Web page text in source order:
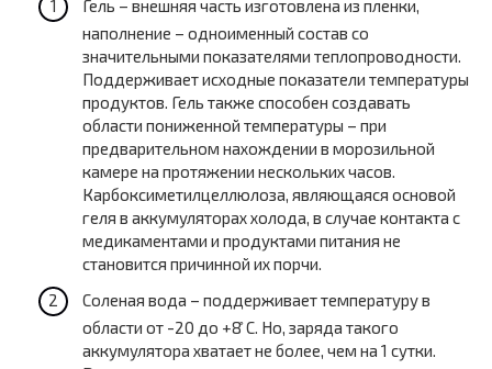
Гель – внешняя часть изготовлена из пленки,
наполнение – одноименный состав со
значительными показателями теплопроводности.
Поддерживает исходные показатели температуры
продуктов. Гель также способен создавать
области пониженной температуры – при
предварительном нахождении в морозильной
камере на протяжении нескольких часов.
Карбоксиметилцеллюлоза, являющаяся основой
геля в аккумуляторах холода, в случае контакта с
медикаментами и продуктами питания не
становится причинной их порчи.
Соленая вода – поддерживает температуру в
области от -20 до +8 ̊С. Но, заряда такого
аккумулятора хватает не более, чем на 1 сутки.